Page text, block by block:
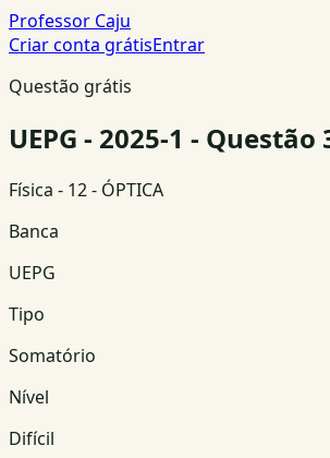
Professor Caju
Criar conta grátisEntrar
Questão grátis
UEPG - 2025-1 - Questão
Física - 12 - ÓPTICA
Banca
UEPG
Tipo
Somatório
Nível
Difícil